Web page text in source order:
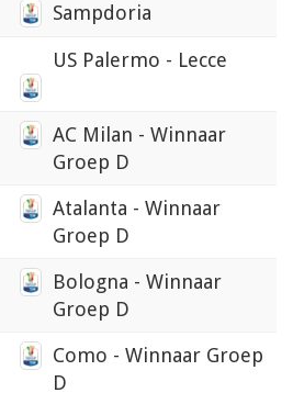
Sampdoria
US Palermo - Lecce
AC Milan - Winnaar
Groep D
Atalanta - Winnaar
Groep D
Bologna - Winnaar
Groep D
Como - Winnaar Groep
D